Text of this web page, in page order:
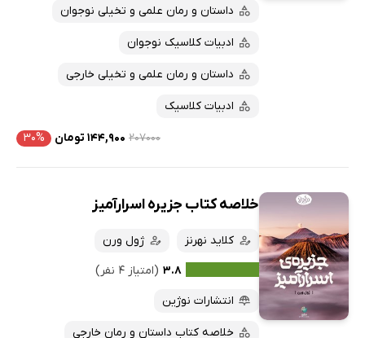
داستان و رمان علمی و تخیلی نوجوان
ادبیات کلاسیک نوجوان
داستان و رمان علمی و تخیلی خارجی
ادبیات کلاسیک
۲۰۷۰۰۰ ۱۴۴,۹۰۰ تومان ۳۰%
خلاصه کتاب جزیره اسرارآمیز
کلاید نهرنز
ژول ورن
۳.۸ (امتیاز ۴ نفر)
انتشارات نوژین
خلاصه کتاب داستان و رمان خارجی